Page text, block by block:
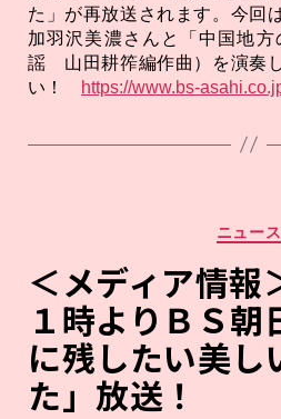
た」が再放送されます。今回
加羽沢美濃さんと「中国地
謡 山田耕筰編作曲）を演奏
い！
https://www.bs-
ゴ
リ
ー
ニュース
＜メディア情報
１時よりＢＳ朝
に残したい美し
た」放送！